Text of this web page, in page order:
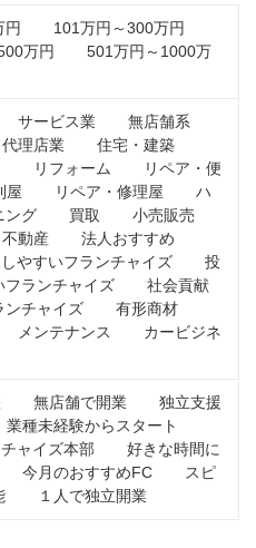
円
101万円～300万円
万円
501万円～1000万
サービス業
無店舗系
代理店業
住宅・建築
リフォーム
リペア・便
屋 リペア・修理屋
ハ
ング
買取
小売販売
不動産
法人おすすめ
やすいフランチャイズ
投
フランチャイズ
社会貢献
ンチャイズ
有形商材
メンテナンス
カービジネ
無店舗で開業
独立支援
業種未経験からスタート
ャイズ本部
好きな時間に
今月のおすすめFC
スピ
１人で独立開業